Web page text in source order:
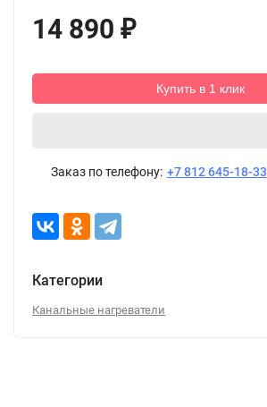
14 890 ₽
Купить в 1 клик
Заказ по телефону: +7 812 645-18-33
Категории
Канальные нагреватели